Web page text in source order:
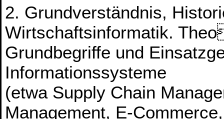
2. Grundverständnis,
Wirtschaftsinformatik.
Grundbegriffe und
Informationssysteme
(etwa Supply Chain
Management, E-